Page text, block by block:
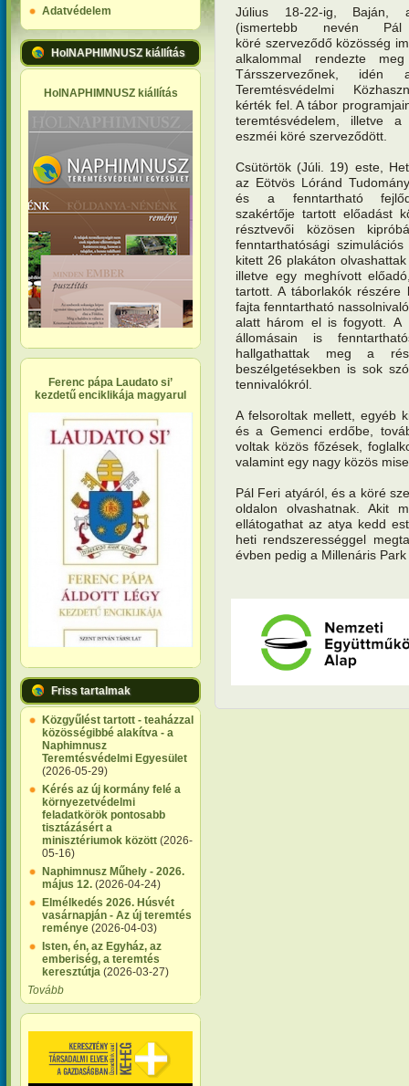
Adatvédelem
HolNAPHIMNUSZ kiállítás
HolNAPHIMNUSZ kiállítás
Ferenc pápa Laudato si’
kezdetű enciklikája magyarul
Friss tartalmak
Közgyűlést tartott - teaházzal
közösségibbé alakítva - a
Naphimnusz
Teremtésvédelmi Egyesület
(2026-05-29)
Kérés az új kormány felé a
környezetvédelmi
feladatkörök pontosabb
tisztázásért a
minisztériumok között (2026-
05-16)
Naphimnusz Műhely - 2026.
május 12. (2026-04-24)
Elmélkedés 2026. Húsvét
vasárnapján - Az új teremtés
reménye (2026-04-03)
Isten, én, az Egyház, az
emberiség, a teremtés
keresztútja (2026-03-27)
Tovább
Július 18-22-ig, Baján,
(ismertebb nevén
köré szerveződő közösség
alkalommal rendezte
Társszervezőnek, idén
Teremtésvédelmi
kérték fel. A tábor
teremtésvédelem, illetve a
eszméi köré szerveződött.
Csütörtök (Júli. 19) este,
az Eötvös Lóránd
és a fenntartható
szakértője tartott előadást
résztvevői közösen
fenntarthatósági
kitett 26 plakáton
illetve egy meghívott
tartott. A táborlakók
fajta fenntartható
alatt három el is fogyott.
állomásain is
hallgathattak meg a
beszélgetésekben is sok
tennivalókról.
A felsoroltak mellett, egyéb
és a Gemenci erdőbe,
voltak közös főzések,
valamint egy nagy közös
Pál Feri atyáról, és a köré
oldalon olvashatnak. Akit
ellátogathat az atya kedd
heti rendszerességgel
évben pedig a Millenáris